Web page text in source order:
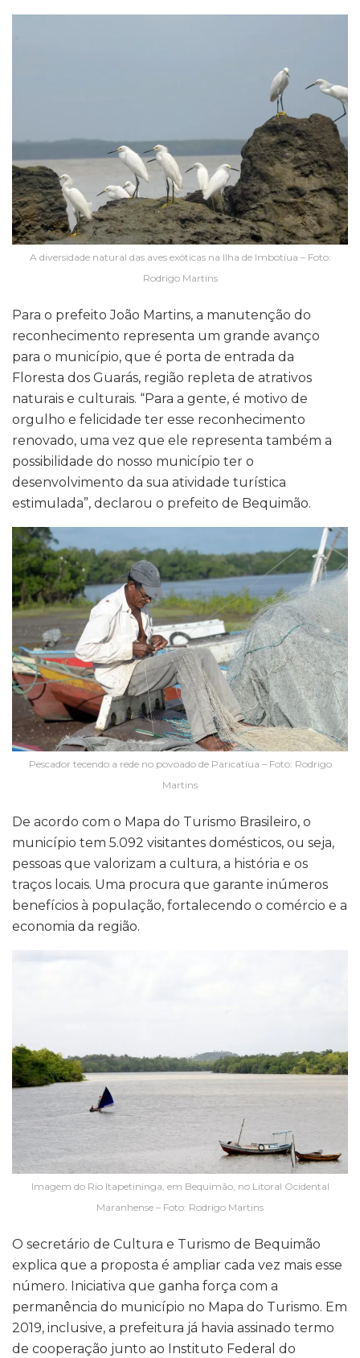
A diversidade natural das aves exóticas na Ilha de Imbotíua – Foto:
Rodrigo Martins
Para o prefeito João Martins, a manutenção do
reconhecimento representa um grande avanço
para o município, que é porta de entrada da
Floresta dos Guarás, região repleta de atrativos
naturais e culturais. “Para a gente, é motivo de
orgulho e felicidade ter esse reconhecimento
renovado, uma vez que ele representa também a
possibilidade do nosso município ter o
desenvolvimento da sua atividade turística
estimulada”, declarou o prefeito de Bequimão.
Pescador tecendo a rede no povoado de Paricatíua – Foto: Rodrigo
Martins
De acordo com o Mapa do Turismo Brasileiro, o
município tem 5.092 visitantes domésticos, ou seja,
pessoas que valorizam a cultura, a história e os
traços locais. Uma procura que garante inúmeros
benefícios à população, fortalecendo o comércio e a
economia da região.
Imagem do Rio Itapetininga, em Bequimão, no Litoral Ocidental
Maranhense – Foto: Rodrigo Martins
O secretário de Cultura e Turismo de Bequimão
explica que a proposta é ampliar cada vez mais esse
número. Iniciativa que ganha força com a
permanência do município no Mapa do Turismo. Em
2019, inclusive, a prefeitura já havia assinado termo
de cooperação junto ao Instituto Federal do